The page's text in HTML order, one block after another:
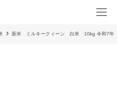
新米 ミルキークィーン 白米 10kg 令和7年